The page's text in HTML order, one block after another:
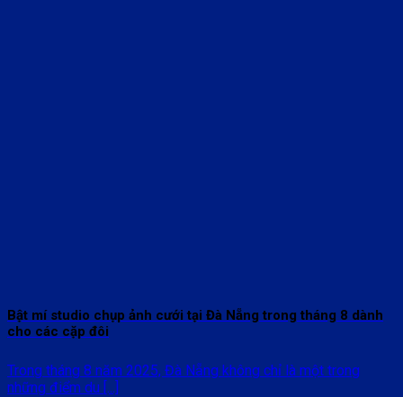
Bật mí studio chụp ảnh cưới tại Đà Nẵng trong tháng 8 dành
cho các cặp đôi
Trong tháng 8 năm 2025, Đà Nẵng không chỉ là một trong
những điểm du [...]